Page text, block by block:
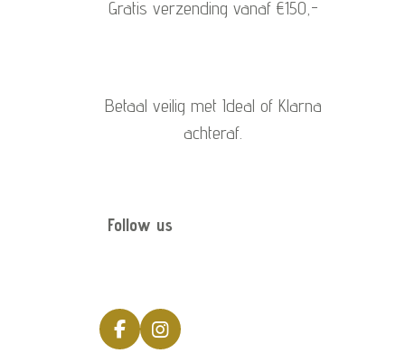
Gratis verzending vanaf €150,-
Betaal veilig met Ideal of Klarna
achteraf.
Follow us
F
I